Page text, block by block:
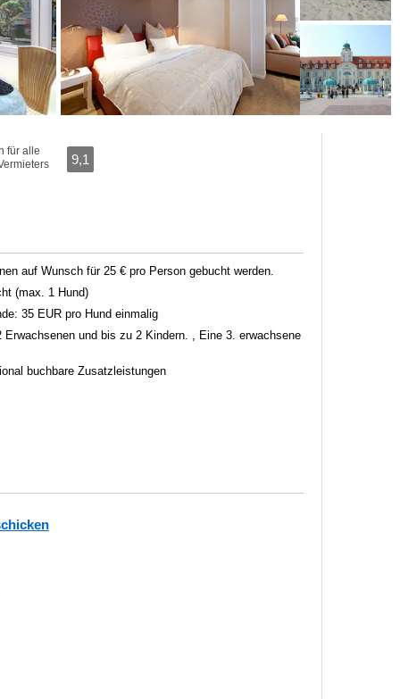
für alle
9,1
auf Wunsch für 25 € pro Person gebucht werden.
(max. 1 Hund)
35 EUR pro Hund einmalig
Erwachsenen und bis zu 2 Kindern. , Eine 3. erwachsene
buchbare Zusatzleistungen